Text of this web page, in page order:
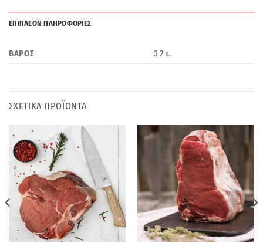
ΕΠΙΠΛΕΟΝ ΠΛΗΡΟΦΟΡΙΕΣ
ΒΑΡΟΣ 0.2 κ.
ΣΧΕΤΙΚΑ ΠΡΟΪΟΝΤΑ